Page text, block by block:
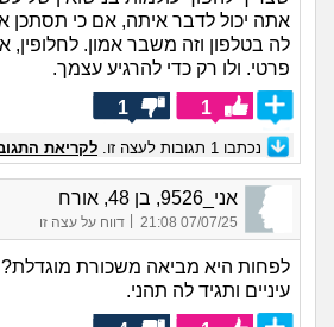
אתה יכול לדבר איתה, אם כי תסתכן
לה בטלפון וזה משבר אמון.
פרטי. ולו רק כדי להרגיע עצמך.
1
1
נכתבו 1 תגובות לעצה זו. לקריאת
אני_9526, בן 48, אורח
07/07/25 21:08
| דווח על עצה זו
לפחות היא מביאה משכורת
עיניים ותגיד לה תהני.